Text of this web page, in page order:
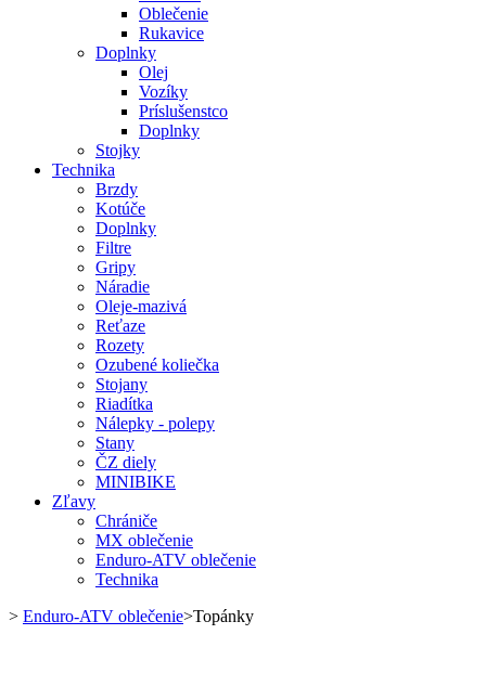
Oblečenie
Rukavice
Doplnky
Olej
Vozíky
Príslušenstco
Doplnky
Stojky
Technika
Brzdy
Kotúče
Doplnky
Filtre
Gripy
Náradie
Oleje-mazivá
Reťaze
Rozety
Ozubené koliečka
Stojany
Riadítka
Nálepky - polepy
Stany
ČZ diely
MINIBIKE
Zľavy
Chrániče
MX oblečenie
Enduro-ATV oblečenie
Technika
> Enduro-ATV oblečenie>Topánky